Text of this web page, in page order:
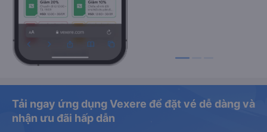
Tải ngay ứng dụng Vexere để đặt vé dễ dàng và
nhận ưu đãi hấp dẫn